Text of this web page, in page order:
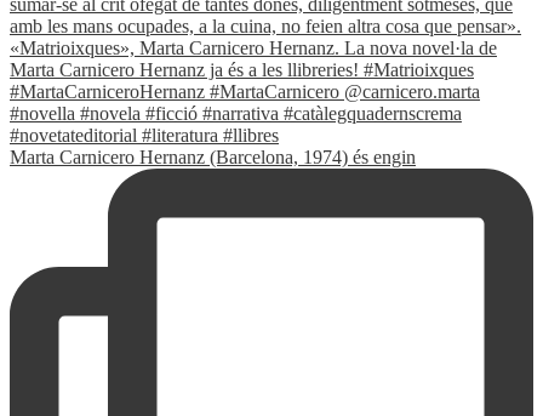
Marta Carnicero Hernanz (Barcelona, 1974) és engin